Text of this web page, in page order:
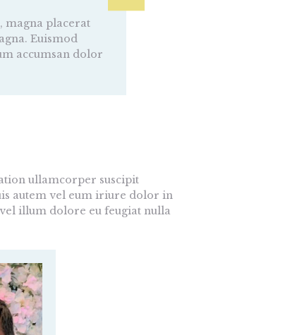
magna placerat
Euismod
accumsan dolor
ullamcorper suscipit
autem vel eum iriure dolor in
illum dolore eu feugiat nulla